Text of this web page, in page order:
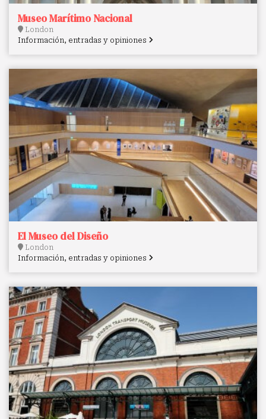
Museo Marítimo Nacional
London
Información, entradas y opiniones
El Museo del Diseño
London
Información, entradas y opiniones